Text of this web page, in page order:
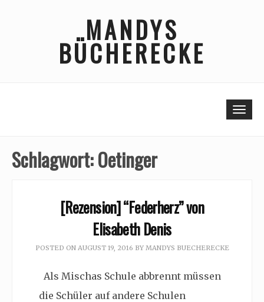
MANDYS
BÜCHERECKE
Schlagwort:Oetinger
[Rezension] “Federherz” von
Elisabeth Denis
POSTED ON AUGUST 19, 2016 BY MANDYS BUECHERECKE
Als Mischas Schule abbrennt müssen
die Schüler auf andere Schulen